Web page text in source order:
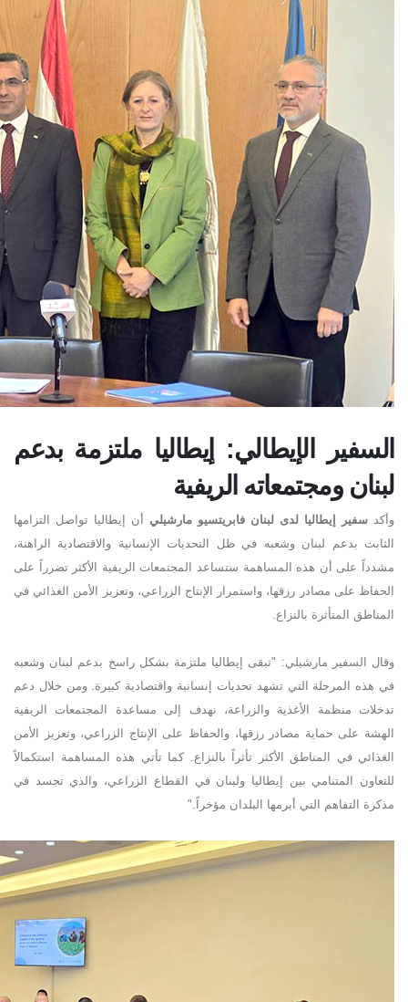
السفير الإيطالي: إيطاليا ملتزمة بدعم
لبنان ومجتمعاته الريفية
وأكد سفير إيطاليا لدى لبنان فابريتسيو مارشيلي أن إيطاليا تواصل التزامها
الثابت بدعم لبنان وشعبه في ظل التحديات الإنسانية والاقتصادية الراهنة،
مشدداً على أن هذه المساهمة ستساعد المجتمعات الريفية الأكثر تضرراً على
الحفاظ على مصادر رزقها، واستمرار الإنتاج الزراعي، وتعزيز الأمن الغذائي في
المناطق المتأثرة بالنزاع
وقال السفير مارشيلي:
"تبقى إيطاليا ملتزمة بشكل راسخ بدعم لبنان وشعبه
في هذه المرحلة التي تشهد تحديات إنسانية واقتصادية كبيرة. ومن خلال دعم
تدخلات منظمة الأغذية والزراعة، نهدف إلى مساعدة المجتمعات الريفية
الهشة على حماية مصادر رزقها، والحفاظ على الإنتاج الزراعي، وتعزيز الأمن
الغذائي في المناطق الأكثر تأثراً بالنزاع. كما تأتي هذه المساهمة استكمالاً
للتعاون المتنامي بين إيطاليا ولبنان في القطاع الزراعي، والذي تجسد في
مذكرة التفاهم التي أبرمها البلدان مؤخراً ."